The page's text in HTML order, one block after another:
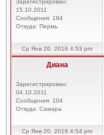
Зарегистрирован:
15.10.2011
Сообщения: 184
Откуда: Пермь
Ср Янв 20, 2016 4:53 pm
Диана
Зарегистрирован:
04.10.2011
Сообщения: 104
Откуда: Самара
Ср Янв 20, 2016 4:54 pm